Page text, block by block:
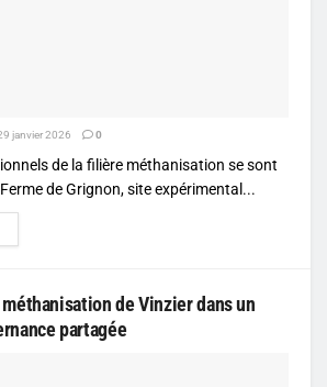
janvier 2026 0
de la filière méthanisation se sont
de Grignon, site expérimental...
méthanisation de Vinzier dans un
partagée